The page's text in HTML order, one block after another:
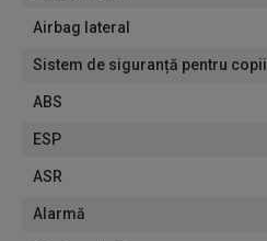
Airbag lateral
Sistem de siguranță pentru copii
ABS
ESP
ASR
Alarmă